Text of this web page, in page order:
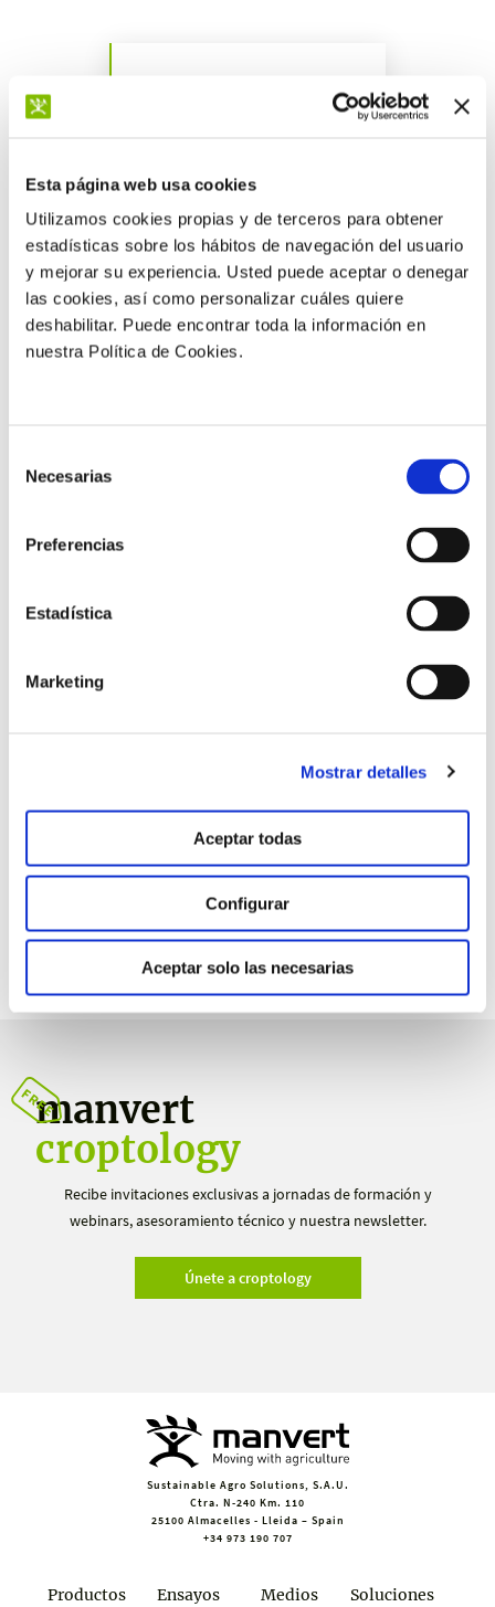
Esta página web usa cookies
Utilizamos cookies propias y de terceros para obtener
estadísticas sobre los hábitos de navegación del usuario
y mejorar su experiencia. Usted puede aceptar o denegar
las cookies, así como personalizar cuáles quiere
deshabilitar. Puede encontrar toda la información en
nuestra Política de Cookies.
Necesarias
Preferencias
Estadística
Marketing
Mostrar detalles
Aceptar todas
Configurar
Aceptar solo las necesarias
+800 kg/ha
de frutos exportables
manvert
croptology
Recibe invitaciones exclusivas a jornadas de formación y
webinars, asesoramiento técnico y nuestra newsletter.
Únete a croptology
Sustainable Agro Solutions, S.A.U.
Ctra. N-240 Km. 110
25100 Almacelles - Lleida – Spain
+34 973 190 707
Productos Ensayos Medios Soluciones